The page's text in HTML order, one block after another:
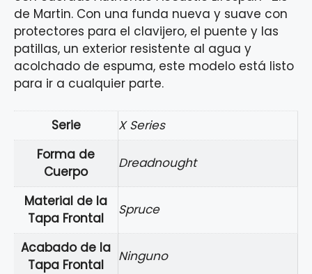
de Martin. Con una funda nueva y suave con
protectores para el clavijero, el puente y las
patillas, un exterior resistente al agua y
acolchado de espuma, este modelo está listo
para ir a cualquier parte.
Serie
X Series
Forma de
Cuerpo
Dreadnought
Material de la
Tapa Frontal
Spruce
Acabado de la
Tapa Frontal
Ninguno